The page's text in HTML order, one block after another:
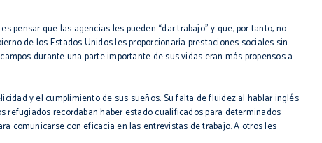
pensar que las agencias les pueden “dar trabajo” y que, por tanto, no
de los Estados Unidos les proporcionaría prestaciones sociales sin
durante una parte importante de sus vidas eran más propensos a
y el cumplimiento de sus sueños. Su falta de fluidez al hablar inglés
recordaban haber estado cualificados para determinados
comunicarse con eficacia en las entrevistas de trabajo. A otros les